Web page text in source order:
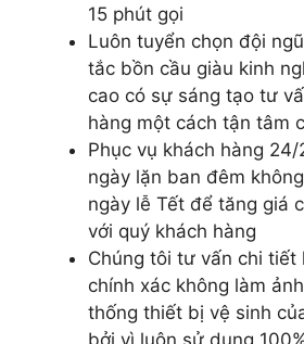
15 phút gọi
Luôn tuyển chọn đội
tắc bồn cầu giàu kinh
cao có sự sáng tạo tư
hàng một cách tận tâm
Phục vụ khách hàng
ngày lặn ban đêm
ngày lễ Tết để tăng giá
với quý khách hàng
Chúng tôi tư vấn chi tiết
chính xác không làm
thống thiết bị vệ sinh